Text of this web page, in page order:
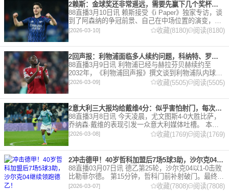
2赖斯：金球奖还非常遥远，需要先赢下几个奖杯，专注当下好好踢球
88直播3月10日讯 赖斯接受《i Paper》独家专访，谈
到了阿森纳的争冠前景、自己在中场位置的演变，以
及对自己被提名金球奖的看法。 任意球 赖斯：“我们
有一项非常擅长的技能——这背后付出了巨大努力
[2026-03-10] 收藏(8180) 阅读(8180)
2回声报：利物浦面临多人续约问题，科纳特、罗伯逊合同今夏到期
88直播3月9日讯 利物浦已经与赫拉芬贝赫续约至
2032年，《利物浦回声报》撰文谈到利物浦队内球员
的合同情况，文章表示，利物浦多位球员面临合同问
题。 对于利物浦来说，科纳特的合同将在本赛季末到
期，俱乐
[2026-03-09] 收藏(5505) 阅读(5505)
2意大利三大报均给戴维4分：似乎害怕射门，每次触球球迷都叹息
88直播3月8日讯 今天凌晨，尤文图斯4-0大胜比萨，
乔纳森·戴维的表现引发一众意大利媒体吐槽。 本场
比赛，戴维半场就被换下，赛后，《米兰体育报》、
《罗马体育报》和《都灵体育报》三大报都给戴维打
出4分
[2026-03-08] 收藏(1769) 阅读(1769)
2冲击德甲！40岁哲科加盟后7场5球3助，沙尔克04继续领跑德乙！
88直播03月07日讯 德乙第25轮，沙尔克04以1-0击败
比勒菲尔德。 第15分钟，哲科门前补射破门。最终凭
借哲科的进球沙尔克04成功拿到3分，继续领跑德
[2026-03-07] 收藏(7808) 阅读(7808)